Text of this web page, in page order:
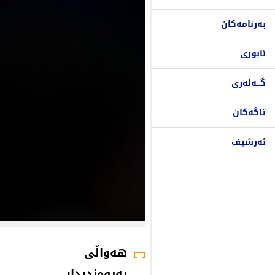
بەرنامەکان
ئابوری
گـــەلەری
تاگەکان
ئەرشیف
هەواڵی